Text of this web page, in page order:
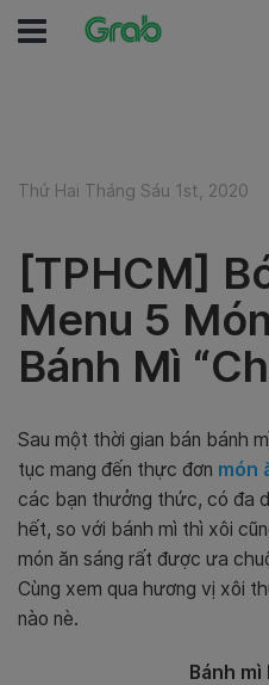
Thứ Hai Tháng Sáu 1st, 2020
[TPHCM]
Menu 5
Bánh Mì
Sau một thời gian bán bánh
tục mang đến thực đơn món
các bạn thưởng thức, có đa
hết, so với bánh mì thì xôi
món ăn sáng rất được ưa
Cùng xem qua hương vị xôi
nào nè.
Bánh mì